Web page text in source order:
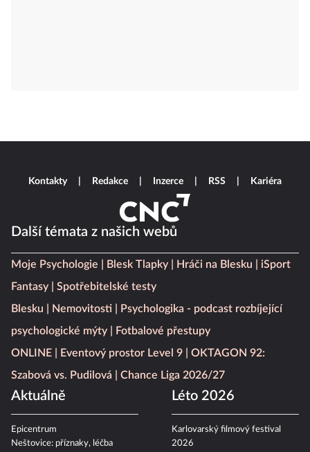
Další témata z našich webů
Moje Psychologie Blesk Tlapky Hráči na Blesku
iSport
Fantasy
Spotřebitelské testy
Blesku
Nemovitosti
Psychologika - podcast rozbíjející
psychologické mýty
Fotbalové přestupy
ONLINE
Eventový prostor Level 9
OKTAGON 92:
Szabová vs. Pudilová
Chance Liga 2026/27
Aktuálně
Epicentrum
Neštovice: příznaky, léčba
Léto 2026
Karlovarský filmový festival
2026
Kontakty Redakce Inzerce RSS Kariéra